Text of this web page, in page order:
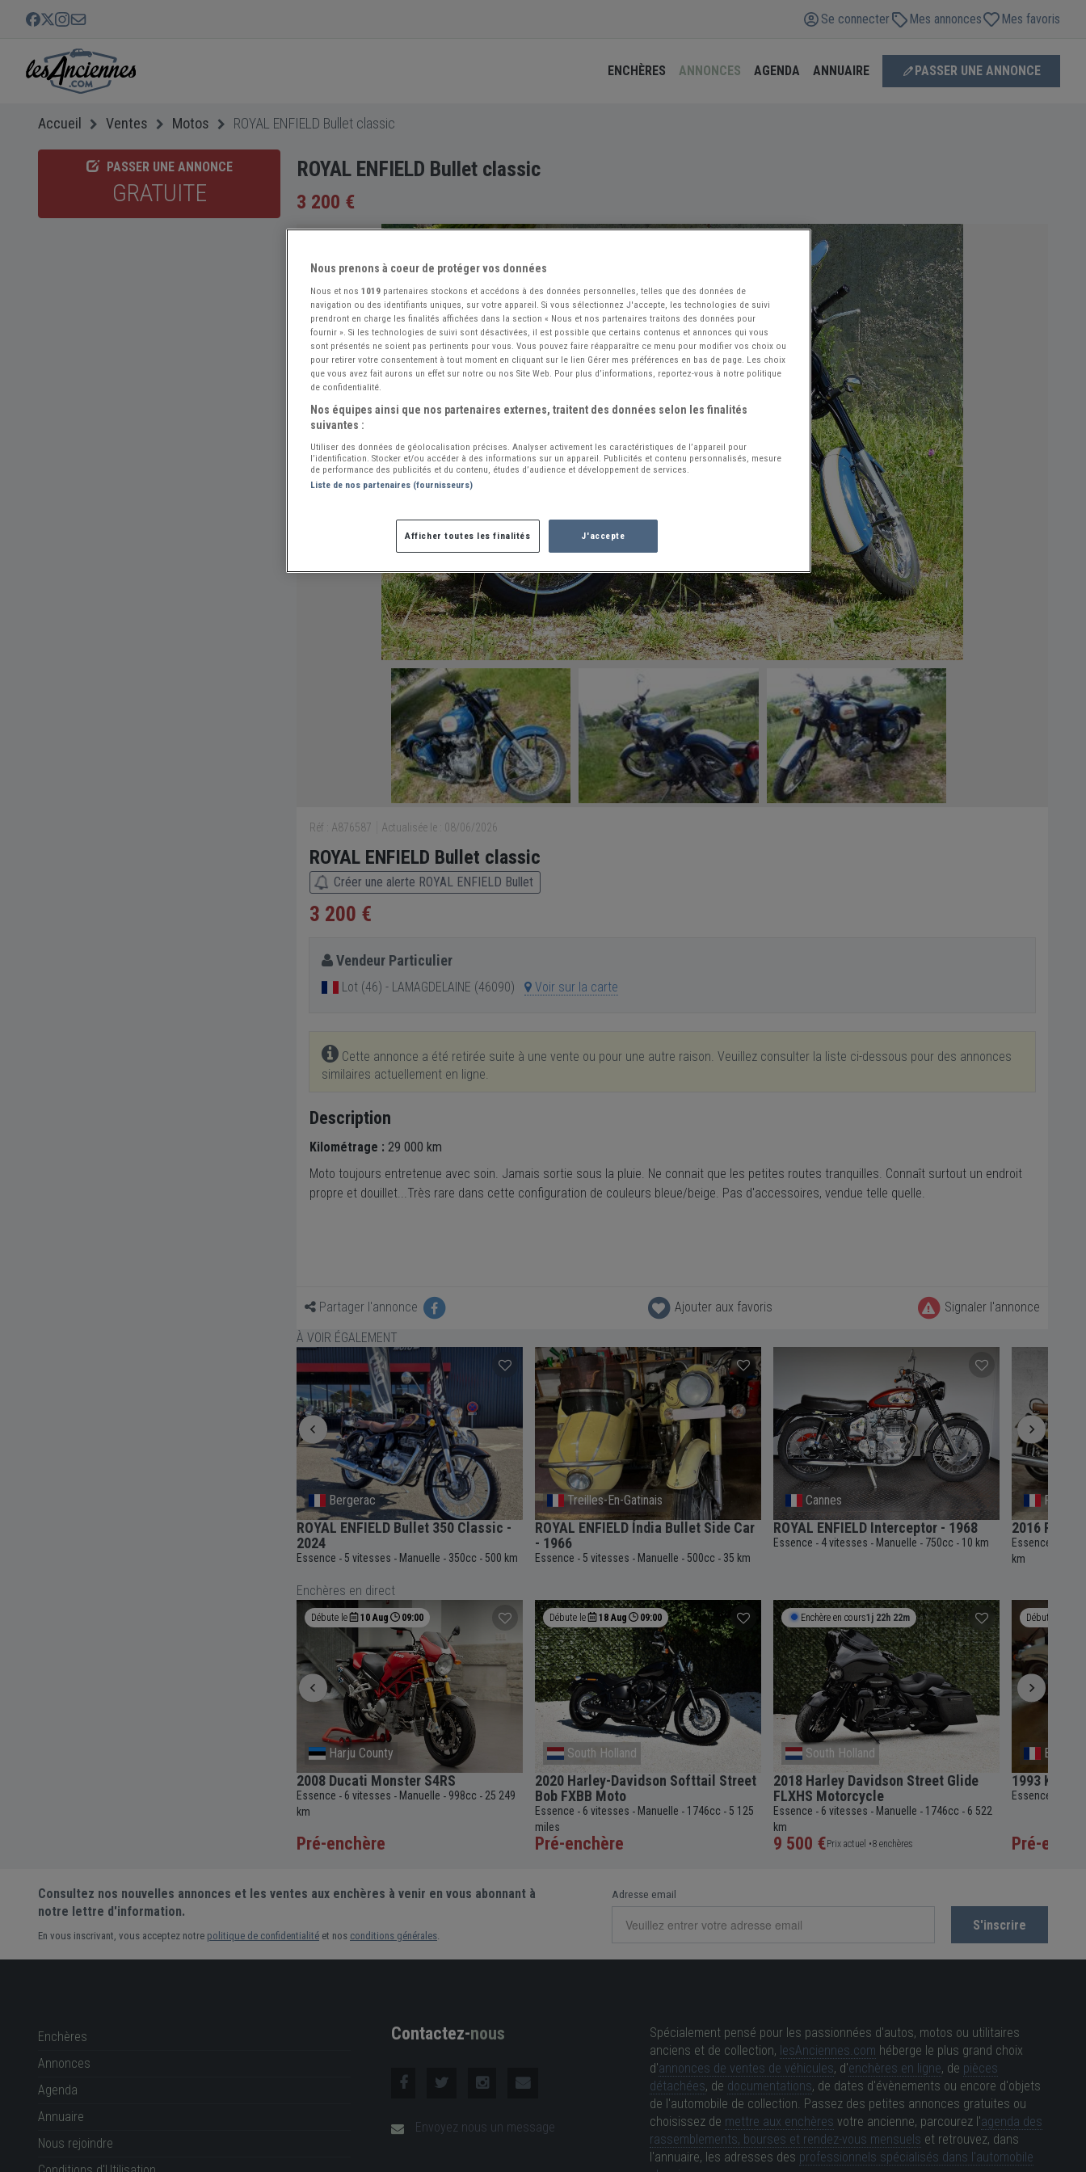
Se connecter Mes annonces Mes favoris
ENCHÈRES ANNONCES AGENDA ANNUAIRE PASSER UNE ANNONCE
Accueil Ventes Motos ROYAL ENFIELD Bullet classic
PASSER UNE ANNONCE
GRATUITE
ROYAL ENFIELD Bullet classic
3 200 €
Réf : A876587 Actualisée le : 08/06/2026
ROYAL ENFIELD Bullet classic
Créer une alerte ROYAL ENFIELD Bullet
3 200 €
Vendeur Particulier
Lot (46) - LAMAGDELAINE (46090) Voir sur la carte
Cette annonce a été retirée suite à une vente ou pour une autre raison. Veuillez consulter la liste ci-dessous pour des annonces
similaires actuellement en ligne.
Description
Kilométrage : 29 000 km
Moto toujours entretenue avec soin. Jamais sortie sous la pluie. Ne connait que les petites routes tranquilles. Connaît surtout un endroit
propre et douillet...Très rare dans cette configuration de couleurs bleue/beige. Pas d'accessoires, vendue telle quelle.
Partager l'annonce Ajouter aux favoris
Signaler l'annonce
À VOIR ÉGALEMENT
Bergerac
ROYAL ENFIELD Bullet 350 Classic -
2024
Essence - 5 vitesses - Manuelle - 350cc - 500 km
Treilles-En-Gatinais
ROYAL ENFIELD Índia Bullet Side Car
- 1966
Essence - 5 vitesses - Manuelle - 500cc - 35 km
Cannes
ROYAL ENFIELD Interceptor - 1968
Essence - 4 vitesses - Manuelle - 750cc - 10 km
France
2016 Royal
Essence
km
Enchères en direct
Débute le 10 Aug 09:00
Harju County
2008 Ducati Monster S4RS
Essence - 6 vitesses - Manuelle - 998cc - 25 249
km
Pré-enchère
Débute le 18 Aug 09:00
South Holland
2020 Harley-Davidson Softtail Street
Bob FXBB Moto
Essence - 6 vitesses - Manuelle - 1746cc - 5 125
miles
Pré-enchère
Enchère en cours1j 22h 22m
South Holland
2018 Harley Davidson Street Glide
FLXHS Motorcycle
Essence - 6 vitesses - Manuelle - 1746cc - 6 522
km
9 500 €Prix actuel •8 enchères
Débute le
1993
Essence
Pré-
Consultez nos nouvelles annonces et les ventes aux enchères à venir en vous abonnant à
notre lettre d'information.
En vous inscrivant, vous acceptez notre politique de confidentialité et nos conditions générales
Adresse email
Enchères
Annonces
Agenda
Annuaire
Nous rejoindre
Contactez-nous
Envoyez nous un message
Spécialement pensé pour les passionnées d'autos, motos ou utilitaires
anciens et de collection, lesAnciennes.com héberge le plus grand choix
d'annonces de ventes de véhicules, d'enchères en ligne, de pièces
détachées, de documentations, de dates d'évènements ou encore d'objets
de l'automobile de collection. Passez des petites annonces gratuites ou
choisissez de mettre aux enchères votre ancienne, parcourez l'agenda des
rassemblements, bourses et rendez-vous mensuels et retrouvez, dans
l'annuaire, les adresses des professionnels spécialisés dans l'automobile
Nous prenons à coeur de protéger vos données
Nous et nos 1019 partenaires stockons et accédons à des données personnelles, telles que des données de
navigation ou des identifiants uniques, sur votre appareil. Si vous sélectionnez J'accepte, les technologies de suivi
prendront en charge les finalités affichées dans la section « Nous et nos partenaires traitons des données pour
fournir ». Si les technologies de suivi sont désactivées, il est possible que certains contenus et annonces qui vous
sont présentés ne soient pas pertinents pour vous. Vous pouvez faire réapparaître ce menu pour modifier vos choix ou
pour retirer votre consentement à tout moment en cliquant sur le lien Gérer mes préférences en bas de page. Les choix
que vous avez fait aurons un effet sur notre ou nos Site Web. Pour plus d’informations, reportez-vous à notre politique
de confidentialité.
Nos équipes ainsi que nos partenaires externes, traitent des données selon les finalités
suivantes :
Utiliser des données de géolocalisation précises. Analyser activement les caractéristiques de l’appareil pour
l’identification. Stocker et/ou accéder à des informations sur un appareil. Publicités et contenu personnalisés, mesure
de performance des publicités et du contenu, études d’audience et développement de services.
Liste de nos partenaires (fournisseurs)
Afficher toutes les finalités J'accepte